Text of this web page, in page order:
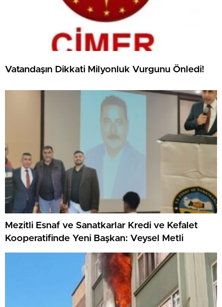
Vatandaşın Dikkati Milyonluk Vurgunu Önledi!
Mezitli Esnaf ve Sanatkarlar Kredi ve Kefalet
Kooperatifinde Yeni Başkan: Veysel Metli